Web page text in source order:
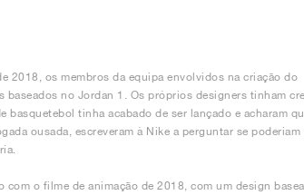
2018, os membros da equipa envolvidos na criação do
no Jordan 1. Os próprios designers tinham
tinha acabado de ser lançado e acharam
ousada, escreveram à Nike a perguntar se poderiam
o filme de animação de 2018, com um design